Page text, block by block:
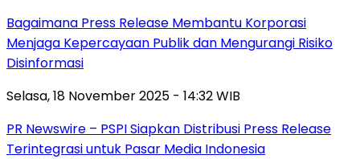
Bagaimana Press Release Membantu Korporasi
Menjaga Kepercayaan Publik dan Mengurangi Risiko
Disinformasi
Selasa, 18 November 2025 - 14:32 WIB
PR Newswire – PSPI Siapkan Distribusi Press Release
Terintegrasi untuk Pasar Media Indonesia